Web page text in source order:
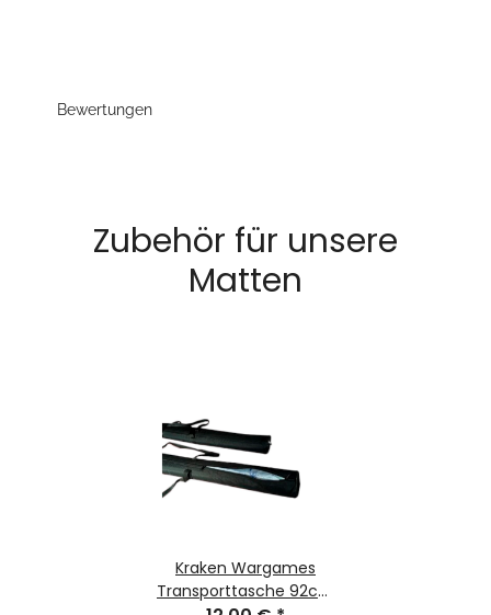
Bewertungen
Zubehör für unsere
Matten
Kraken Wargames
Transporttasche 92cm